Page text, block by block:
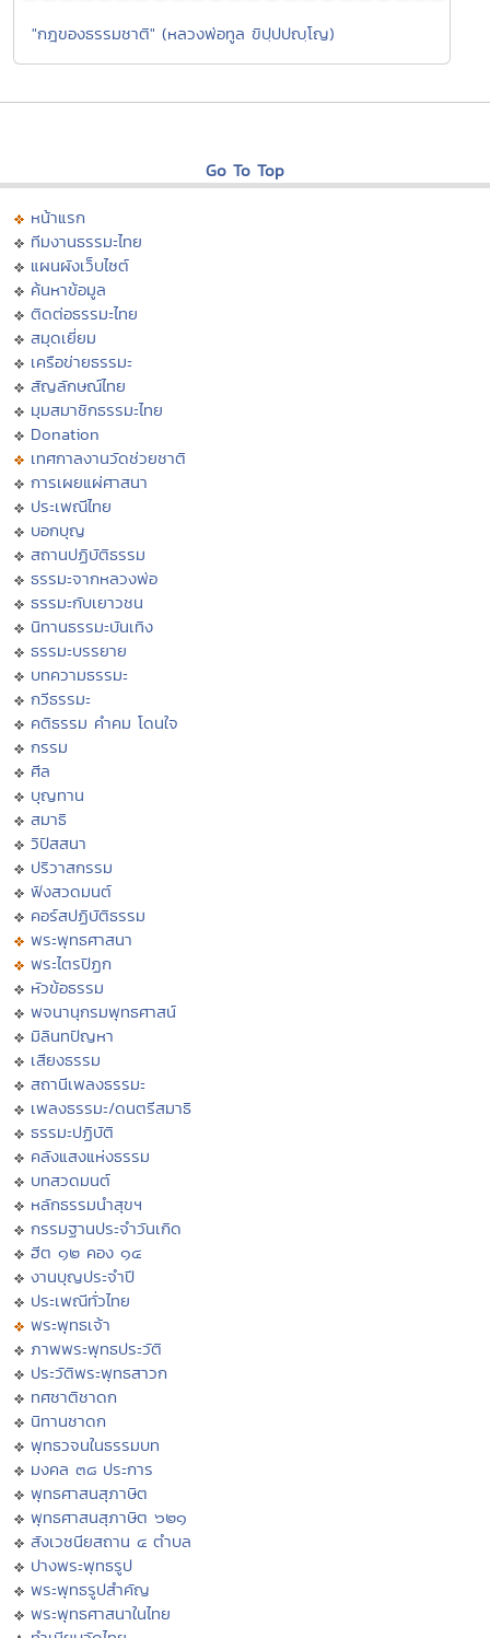
"กฎของธรรมชาติ" (หลวงพ่อทูล ขิปฺปปญฺโญ)
Go To Top
หน้าแรก
ทีมงานธรรมะไทย
แผนผังเว็บไซต์
ค้นหาข้อมูล
ติดต่อธรรมะไทย
สมุดเยี่ยม
เครือข่ายธรรมะ
สัญลักษณ์ไทย
มุมสมาชิกธรรมะไทย
Donation
เทศกาลงานวัดช่วยชาติ
การเผยแผ่ศาสนา
ประเพณีไทย
บอกบุญ
สถานปฏิบัติธรรม
ธรรมะจากหลวงพ่อ
ธรรมะกับเยาวชน
นิทานธรรมะบันเทิง
ธรรมะบรรยาย
บทความธรรมะ
กวีธรรมะ
คติธรรม คำคม โดนใจ
กรรม
ศีล
บุญทาน
สมาธิ
วิปัสสนา
ปริวาสกรรม
ฟังสวดมนต์
คอร์สปฏิบัติธรรม
พระพุทธศาสนา
พระไตรปิฏก
หัวข้อธรรม
พจนานุกรมพุทธศาสน์
มิลินทปัญหา
เสียงธรรม
สถานีเพลงธรรมะ
เพลงธรรมะ/ดนตรีสมาธิ
ธรรมะปฏิบัติ
คลังแสงแห่งธรรม
บทสวดมนต์
หลักธรรมนำสุขฯ
กรรมฐานประจำวันเกิด
ฮีต ๑๒ คอง ๑๔
งานบุญประจำปี
ประเพณีทั่วไทย
พระพุทธเจ้า
ภาพพระพุทธประวัติ
ประวัติพระพุทธสาวก
ทศชาติชาดก
นิทานชาดก
พุทธวจนในธรรมบท
มงคล ๓๘ ประการ
พุทธศาสนสุภาษิต
พุทธศาสนสุภาษิต ๖๒๑
สังเวชนียสถาน ๔ ตำบล
ปางพระพุทธรูป
พระพุทธรูปสำคัญ
พระพุทธศาสนาในไทย